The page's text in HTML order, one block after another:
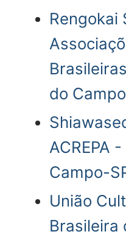
Rengokai
do
ACREPA
Campo-
União
Brasileira